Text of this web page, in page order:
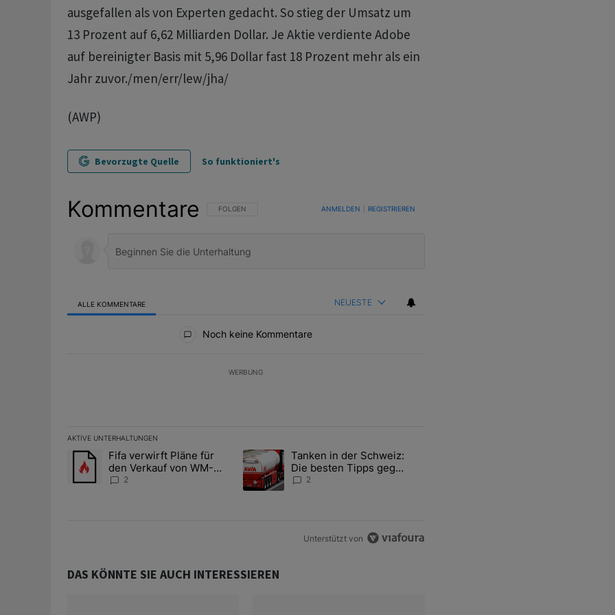
ausgefallen als von Experten gedacht. So stieg der Umsatz um
13 Prozent auf 6,62 Milliarden Dollar. Je Aktie verdiente Adobe
auf bereinigter Basis mit 5,96 Dollar fast 18 Prozent mehr als ein
Jahr zuvor./men/err/lew/jha/
(AWP)
Bevorzugte Quelle So funktioniert's
Kommentare FOLGE DIESER UNTERHALTUNG, UM BENACHRICHTIGT ZU WERDEN, WENN NEUE KOMMENTARE VERÖFFENTLICHT
FOLGEN ANMELDEN REGISTRIEREN
ALLE KOMMENTARE NEUESTE
Noch keine Kommentare
WERBUNG
AKTIVE UNTERHALTUNGEN
Das Folgende ist eine Liste der am meisten kommentierten Artikel der letzten 7 days.
Ein Trendartikel mit dem Titel "Fifa verwirft Pläne für den Verkauf von WM-Anteilen" mit 2 kommentare.
Fifa verwirft Pläne für
den Verkauf von WM-
Anteilen
2
Ein Trendartikel mit dem Titel "Tanken in der Schweiz: Die besten Tipps gegen
Tanken in der Schweiz:
Die besten Tipps gegen
teuren Sprit
2
Unterstützt von
DAS KÖNNTE SIE AUCH INTERESSIEREN